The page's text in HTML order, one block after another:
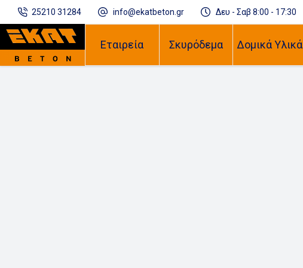
25210 31284 info@ekatbeton.gr Δευ - Σαβ 8:00 - 17:30
Εταιρεία Σκυρόδεμα Δομικά Υλικά